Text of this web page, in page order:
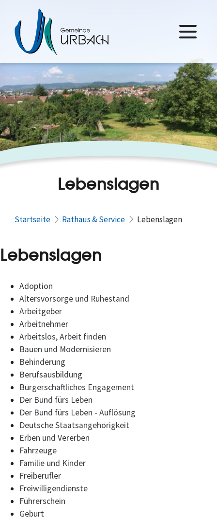
Lebenslagen
Startseite Rathaus & Service Lebenslagen
Lebenslagen
Adoption
Altersvorsorge und Ruhestand
Arbeitgeber
Arbeitnehmer
Arbeitslos, Arbeit finden
Bauen und Modernisieren
Behinderung
Berufsausbildung
Bürgerschaftliches Engagement
Der Bund fürs Leben
Der Bund fürs Leben - Auflösung
Deutsche Staatsangehörigkeit
Erben und Vererben
Fahrzeuge
Familie und Kinder
Freiberufler
Freiwilligendienste
Führerschein
Geburt